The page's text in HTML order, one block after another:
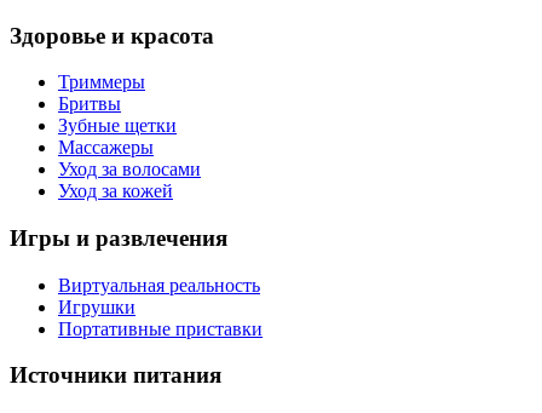
Здоровье и красота
Триммеры
Бритвы
Зубные щетки
Массажеры
Уход за волосами
Уход за кожей
Игры и развлечения
Виртуальная реальность
Игрушки
Портативные приставки
Источники питания